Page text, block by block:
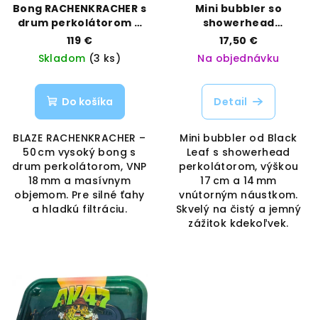
Bong RACHENKRACHER s
drum perkolátorom –
50 cm, VNP 18 mm |
BLAZE | Vaporama
119 €
Skladom (3 ks)
Do košíka
BLAZE RACHENKRACHER –
50 cm vysoký bong s
drum perkolátorom, VNP
18 mm a masívnym
objemom. Pre silné ťahy
a hladkú filtráciu.
Mini bubbler so
showerhead
perkolátorom – výška
17 cm, VNP 14 mm | Black
Leaf | Vaporama
17,50 €
Na objednávku
Detail
Mini bubbler od Black
Leaf s showerhead
perkolátorom, výškou
17 cm a 14 mm
vnútorným náustkom.
Skvelý na čistý a jemný
zážitok kdekoľvek.